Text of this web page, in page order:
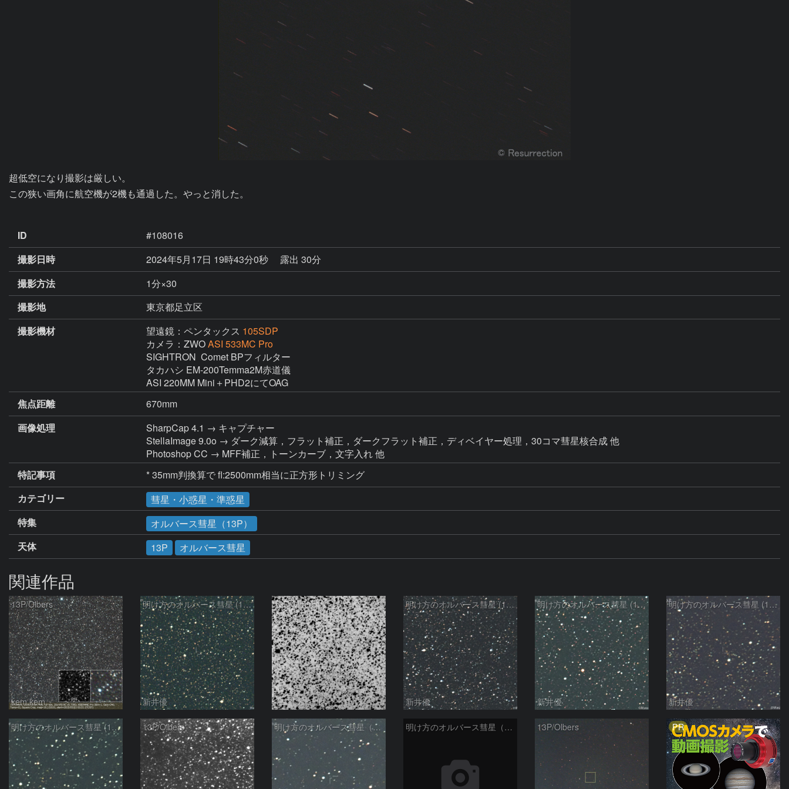
超低空になり撮影は厳しい。
この狭い画角に航空機が2機も通過した。やっと消した。
ID
#108016
撮影日時
2024年5月17日 19時43分0秒
露出 30分
撮影方法
1分×30
撮影地
東京都足立区
撮影機材
望遠鏡：ペンタックス 105SDP
カメラ：ZWOASI 533MC Pro
SIGHTRON  Comet BPフィルター
タカハシ EM-200Temma2M赤道儀
ASI 220MM Mini＋PHD2にてOAG
焦点距離
670mm
画像処理
SharpCap 4.1 → キャプチャー
StellaImage 9.0o → ダーク減算，フラット補正，ダークフラット補正，ディベイヤー処理，30コマ彗星核合成 他
Photoshop CC → MFF補正，トーンカーブ，文字入れ 他
特記事項
* 35mm判換算で fl:2500mm相当に正方形トリミング
カテゴリー
彗星・小惑星・準惑星
特集
オルバース彗星（13P）
天体
13P オルバース彗星
関連作品
13P/Olbers
kem.kem
明け方のオルバース彗星 (13P)：2025/03/20
新井優
13P/Olbers
モンドシャルナ
明け方のオルバース彗星 (13P)：2025/03/01
新井優
明け方のオルバース彗星 (13P)：2025/02/25
新井優
明け方のオルバース彗星 (13P)：2025/02/06
新井優
明け方のオルバース彗星 (13P)：2025/02/05 13P/Olbers 明け方のオルバース彗星（13P)：2025/01/30 明け方のオルバース彗星（13P)：2025/01/27 13P/Olbers PR